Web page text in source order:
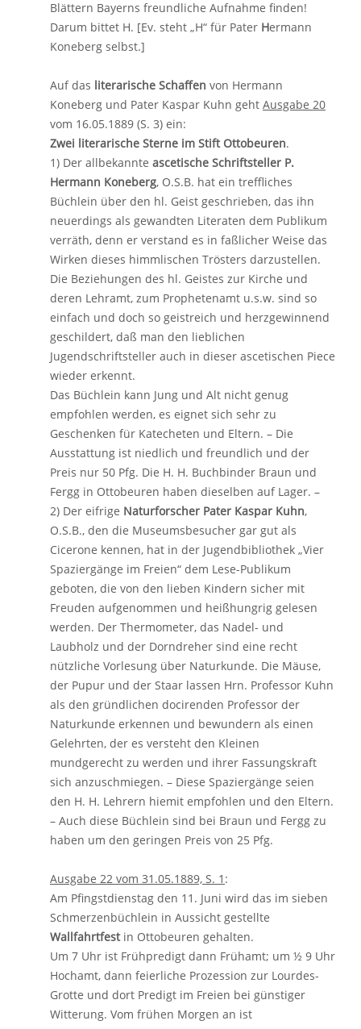
Blättern Bayerns freundliche Aufnahme finden!
Darum bittet H. [Ev. steht „H“ für Pater Hermann
Koneberg selbst.]
Auf das literarische Schaffen von Hermann
Koneberg und Pater Kaspar Kuhn geht Ausgabe 20
vom 16.05.1889 (S. 3) ein:
Zwei literarische Sterne im Stift Ottobeuren.
1) Der allbekannte ascetische Schriftsteller P.
Hermann Koneberg, O.S.B. hat ein treffliches
Büchlein über den hl. Geist geschrieben, das ihn
neuerdings als gewandten Literaten dem Publikum
verräth, denn er verstand es in faßlicher Weise das
Wirken dieses himmlischen Trösters darzustellen.
Die Beziehungen des hl. Geistes zur Kirche und
deren Lehramt, zum Prophetenamt u.s.w. sind so
einfach und doch so geistreich und herzgewinnend
geschildert, daß man den lieblichen
Jugendschriftsteller auch in dieser ascetischen Piece
wieder erkennt.
Das Büchlein kann Jung und Alt nicht genug
empfohlen werden, es eignet sich sehr zu
Geschenken für Katecheten und Eltern. – Die
Ausstattung ist niedlich und freundlich und der
Preis nur 50 Pfg. Die H. H. Buchbinder Braun und
Fergg in Ottobeuren haben dieselben auf Lager. –
2) Der eifrige Naturforscher Pater Kaspar Kuhn,
O.S.B., den die Museumsbesucher gar gut als
Cicerone kennen, hat in der Jugendbibliothek „Vier
Spaziergänge im Freien“ dem Lese-Publikum
geboten, die von den lieben Kindern sicher mit
Freuden aufgenommen und heißhungrig gelesen
werden. Der Thermometer, das Nadel- und
Laubholz und der Dorndreher sind eine recht
nützliche Vorlesung über Naturkunde. Die Mäuse,
der Pupur und der Staar lassen Hrn. Professor Kuhn
als den gründlichen docirenden Professor der
Naturkunde erkennen und bewundern als einen
Gelehrten, der es versteht den Kleinen
mundgerecht zu werden und ihrer Fassungskraft
sich anzuschmiegen. – Diese Spaziergänge seien
den H. H. Lehrern hiemit empfohlen und den Eltern.
– Auch diese Büchlein sind bei Braun und Fergg zu
haben um den geringen Preis von 25 Pfg.
Ausgabe 22 vom 31.05.1889, S. 1 :
Am Pfingstdienstag den 11. Juni wird das im sieben
Schmerzenbüchlein in Aussicht gestellte
Wallfahrtfestin Ottobeuren gehalten.
Um 7 Uhr ist Frühpredigt dann Frühamt; um ½ 9 Uhr
Hochamt, dann feierliche Prozession zur Lourdes-
Grotte und dort Predigt im Freien bei günstiger
Witterung. Vom frühen Morgen an ist